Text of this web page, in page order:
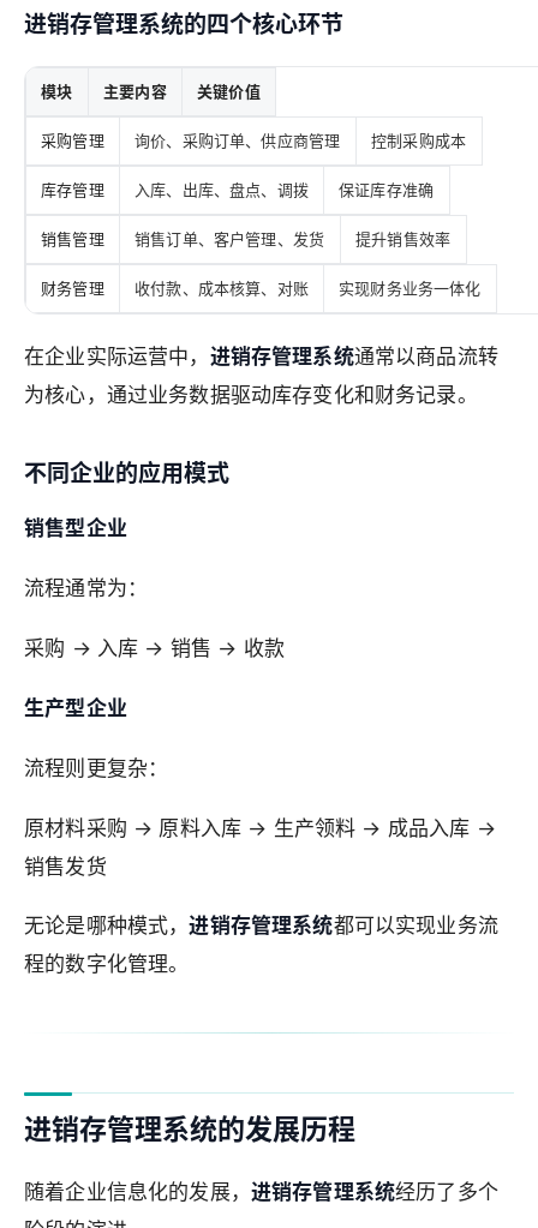
进销存管理系统的四个核心环节
模块 主要内容 关键价值
采购管理 询价、采购订单、供应商管理 控制采购成本
库存管理 入库、出库、盘点、调拨 保证库存准确
销售管理 销售订单、客户管理、发货 提升销售效率
财务管理 收付款、成本核算、对账 实现财务业务一体化
在企业实际运营中， 进销存管理系统通常以商品流转
为核心，通过业务数据驱动库存变化和财务记录。
不同企业的应用模式
销售型企业
流程通常为：
采购 → 入库 → 销售 → 收款
生产型企业
流程则更复杂：
原材料采购 → 原料入库 → 生产领料 → 成品入库 →
销售发货
无论是哪种模式，进销存管理系统都可以实现业务流
程的数字化管理。
进销存管理系统的发展历程
随着企业信息化的发展， 进销存管理系统经历了多个